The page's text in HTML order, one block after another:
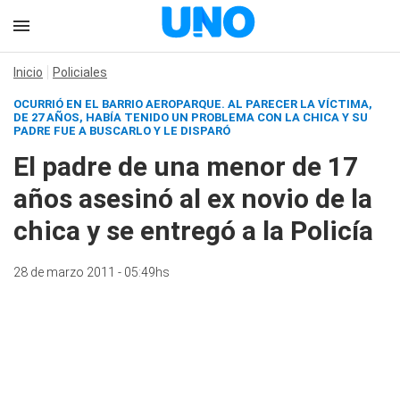
Inicio Policiales
OCURRIÓ EN EL BARRIO AEROPARQUE. AL PARECER LA VÍCTIMA,
DE 27 AÑOS, HABÍA TENIDO UN PROBLEMA CON LA CHICA Y SU
PADRE FUE A BUSCARLO Y LE DISPARÓ
El padre de una menor de 17
años asesinó al ex novio de la
chica y se entregó a la Policía
28 de marzo 2011 - 05:49hs